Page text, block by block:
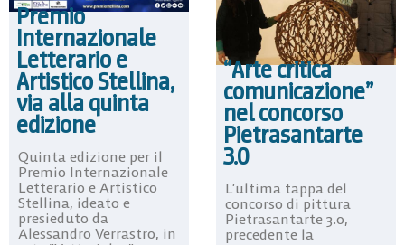
Premio
Internazionale
Letterario e
Artistico Stellina,
via alla quinta
edizione
Quinta edizione per il
Premio Internazionale
Letterario e Artistico
Stellina, ideato e
presieduto da
Alessandro Verrastro, in
“Arte critica
comunicazione”
nel concorso
Pietrasantarte
3.0
L’ultima tappa del
concorso di pittura
Pietrasantarte 3.0,
precedente la